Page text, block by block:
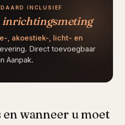
INCLUSIEF
inrichtingsmeting
, akoestiek-, licht- en
Direct toevoegbaar
Aanpak.
wanneer u moet